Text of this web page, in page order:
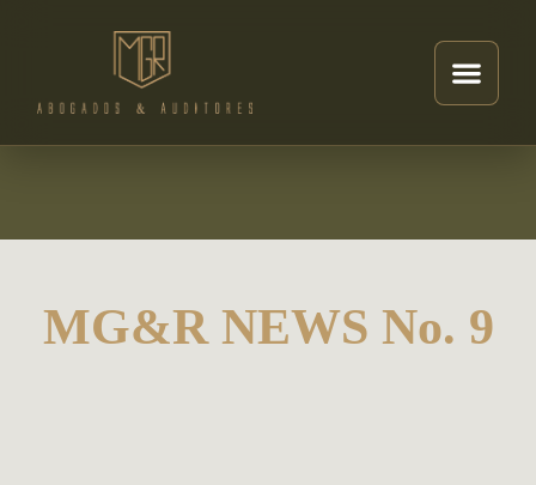
MG&R NEWS No. 9